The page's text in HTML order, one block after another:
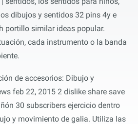
dibujos y sentidos 32 pins 4y e
portillo similar ideas popular.
cada instrumento o la banda
de accesorios: Dibujo y
feb 22, 2015 2 dislike share save
30 subscribers ejercicio dentro
y movimiento de galia. Utiliza las